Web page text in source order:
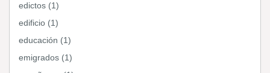
edictos (1)
edificio (1)
educación (1)
emigrados (1)